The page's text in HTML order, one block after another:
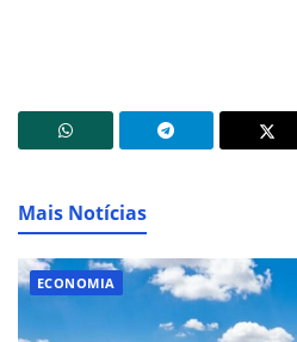
Mais Notícias
ECONOMIA